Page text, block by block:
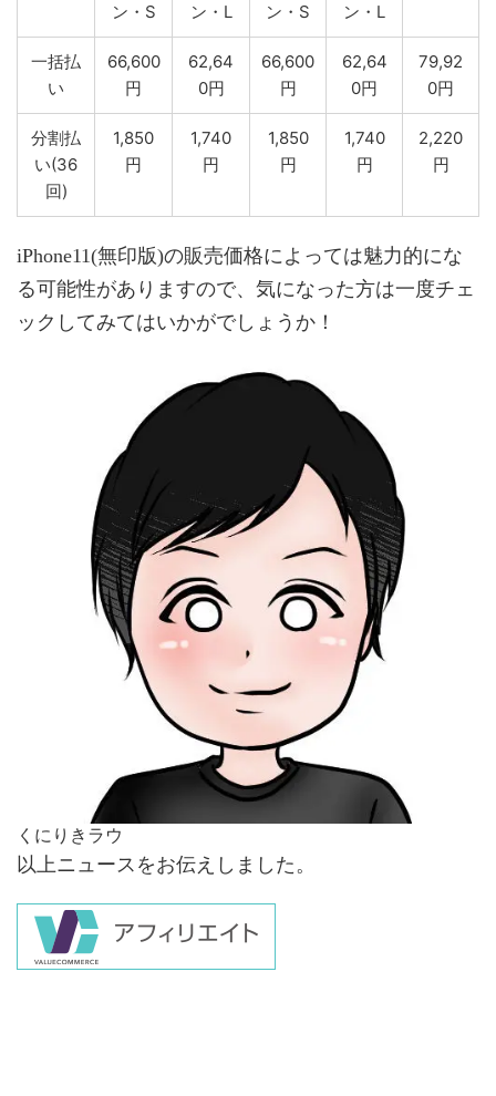
ン・S
ン・L
ン・S
ン・L
一括払
い
66,600
円
62,64
0円
66,600
円
62,64
0円
79,92
0円
分割払
い(36
回)
1,850
円
1,740
円
1,850
円
1,740
円
2,220
円
iPhone11(無印版)の販売価格によっては魅力的にな
る可能性がありますので、気になった方は一度チェ
ックしてみてはいかがでしょうか！
くにりきラウ
以上ニュースをお伝えしました。